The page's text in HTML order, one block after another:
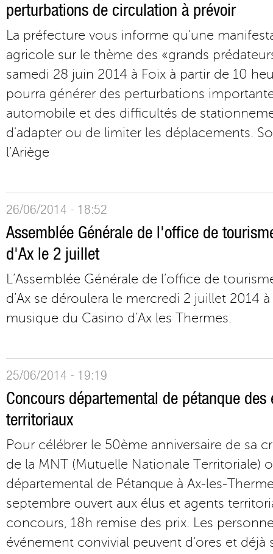
perturbations de circulation à prévoir
La préfecture vous informe qu'une
agricole sur le thème des «grands
samedi 28 juin 2014 à Foix à partir de 10
pourra générer des perturbations
automobile et des difficultés de
d'adapter ou de limiter les déplacements.
l’Ariège
26/06/2014 - 18:52
Assemblée Générale de l'office de
d'Ax le 2 juillet
L’Assemblée Générale de l’office de
d’Ax se déroulera le mercredi 2 juillet 2014
musique du Casino d’Ax les Thermes.
25/06/2014 - 19:19
Concours départemental de pétanque des
territoriaux
Pour célébrer le 50ème anniversaire de sa
de la MNT (Mutuelle Nationale Territoriale)
départemental de Pétanque à Ax-les-
septembre ouvert aux élus et agents
concours, 18h remise des prix. Les
événement convivial peuvent d'ores et déjà